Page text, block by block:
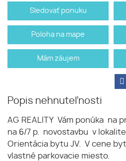
Sledovať ponuku
Poloha na mape
Mám záujem
Popis nehnuteľnosti
AG REALITY Vám ponúka na
na 6/7 p. novostavbu v lokalite
Orientácia bytu JV. V cene
vlastné parkovacie miesto.